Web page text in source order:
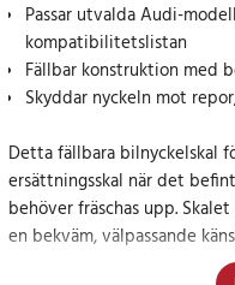
Passar utvalda Audi-
kompatibilitetslistan
Fällbar konstruktion med
Skyddar nyckeln mot
Detta fällbara bilnyckelskal
ersättningsskal när det
behöver fräschas upp.
en bekväm, välpassande